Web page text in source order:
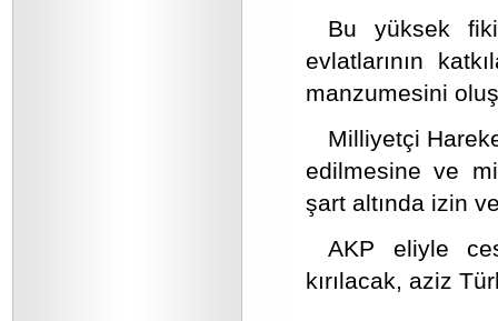
Bu yüksek
evlatlarının
manzumesini
Milliyetçi
edilmesine ve
şart altında izin
AKP eliyle
kırılacak, aziz